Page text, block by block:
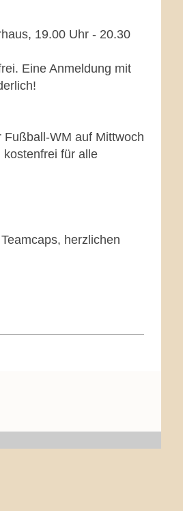
19.00 Uhr - 20.30
Eine Anmeldung mit
WM auf Mittwoch
für alle
herzlichen